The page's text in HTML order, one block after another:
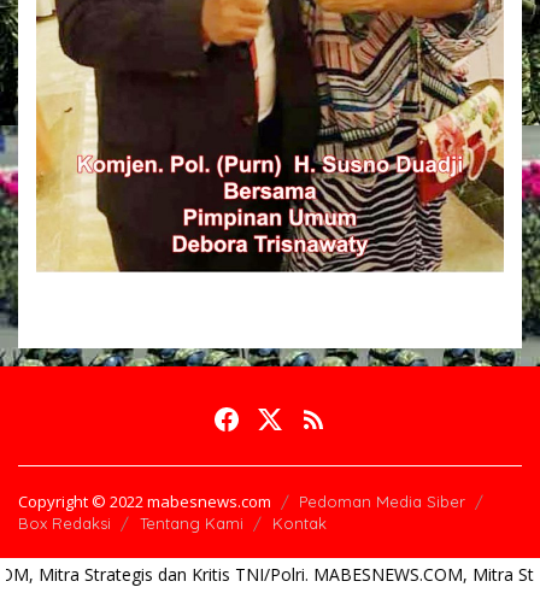
Copyright © 2022 mabesnews.com
Pedoman Media Siber
Box Redaksi
Tentang Kami Kontak
dan Kritis TNI/Polri. MABESNEWS.COM, Mitra Strategis dan